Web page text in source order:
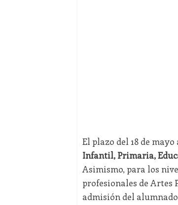
El plazo del 18 de
Infantil, Primaria,
Asimismo, para los
profesionales de Artes
admisión del